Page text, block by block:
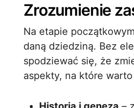
Zrozumienie
Na etapie
daną dziedziną. Bez
spodziewać się, że
aspekty, na które